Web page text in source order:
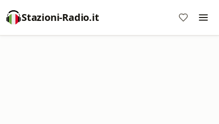
Stazioni-Radio.it